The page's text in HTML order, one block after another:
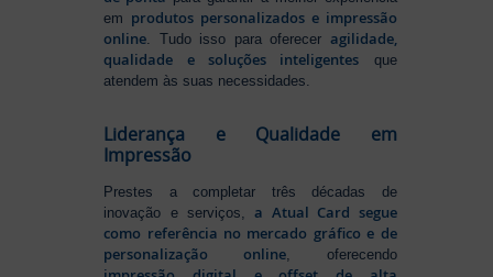
em produtos personalizados e impressão
online . Tudo isso para oferecer agilidade,
qualidade e soluções inteligentes que
atendem às suas necessidades.
Liderança e Qualidade em
Impressão
Prestes a completar três décadas de
inovação e serviços,a Atual Card segue
como referência no mercado gráfico e de
personalização online, oferecendo